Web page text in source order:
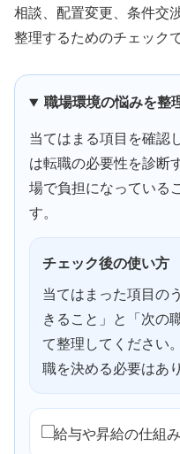
相談、配置変更、条件交
整理するためのチェックで
職場環境の悩みを整
当てはまる項目を確認
は転職の必要性を診断
場で負担になっている
す。
チェック後の使い方
当てはまった項目の
きること」と「次の
て整理してください
職を決める必要はあ
給与や昇給の仕組